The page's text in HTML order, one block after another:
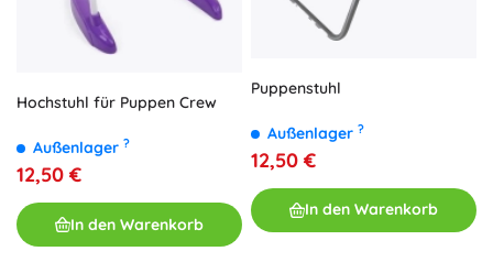
Hochstuhl für Puppen Crew
Außenlager ?
12,50 €
In den Warenkorb
Puppenstuhl
Außenlager ?
12,50 €
In den Warenkorb